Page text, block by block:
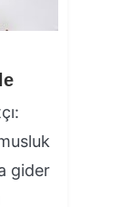
gider